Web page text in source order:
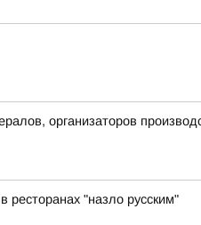
организаторов
ресторанах "назло русским"